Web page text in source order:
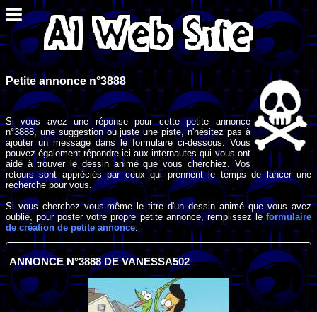
Petite annonce n°3888
Si vous avez une réponse pour cette petite annonce
n°3888, une suggestion ou juste une piste, n'hésitez pas à
ajouter un message dans le formulaire ci-dessous. Vous
pouvez également répondre ici aux internautes qui vous ont
aidé à trouver le dessin animé que vous cherchiez. Vos
retours sont appréciés par ceux qui prennent le temps de lancer une
recherche pour vous.
Si vous cherchez vous-même le titre d'un dessin animé que vous avez
oublié, pour poster votre propre petite annonce, remplissez leformulaire
de création de petite annonce .
ANNONCE N°3888 DE VANESSA502